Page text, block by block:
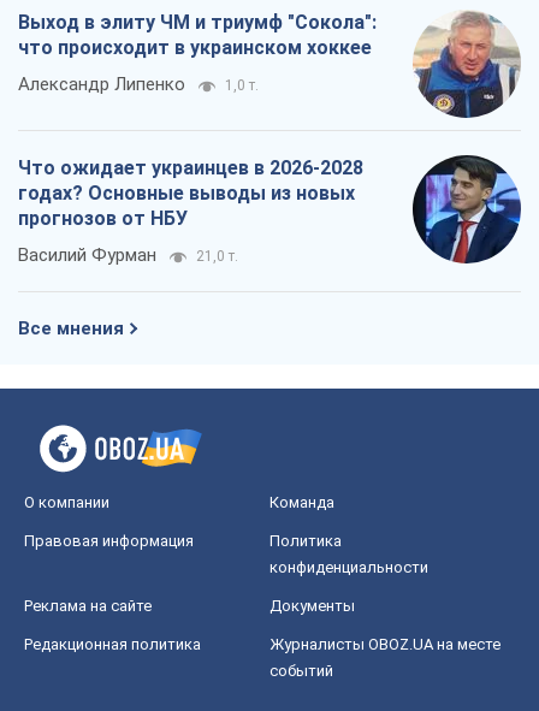
Выход в элиту ЧМ и триумф "Сокола":
что происходит в украинском хоккее
Александр Липенко 1,0 т.
Что ожидает украинцев в 2026-2028
годах? Основные выводы из новых
прогнозов от НБУ
Василий Фурман 21,0 т.
Все мнения
О компании Команда
Правовая информация
Политика
конфиденциальности
Реклама на сайте Документы
Редакционная политика
Журналисты OBOZ.UA на месте
событий